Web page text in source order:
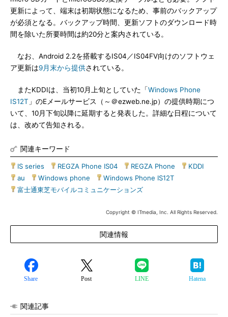
更新によって、端末は初期状態になるため、事前のバックアップ
が必須となる。バックアップ時間、更新ソフトのダウンロード時
間を除いた所要時間は約20分と案内されている。
なお、Android 2.2を搭載するIS04／IS04FV向けのソフトウェ
ア更新は9月末から提供されている。
またKDDIは、当初10月上旬としていた「Windows Phone
IS12T 」のEメールサービス（～＠ezweb.ne.jp）の提供時期につ
いて、10月下旬以降に延期すると発表した。詳細な日程について
は、改めて告知される。
関連キーワード
IS series REGZA Phone IS04 REGZA Phone KDDI
au
Windows phone Windows Phone IS12T
富士通東芝モバイルコミュニケーションズ
Copyright © ITmedia, Inc. All Rights Reserved.
関連情報
Share Post LINE Hatena
関連記事